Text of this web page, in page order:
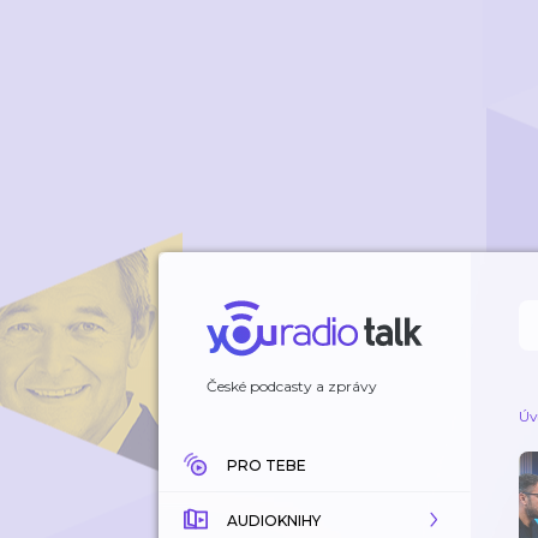
České podcasty a zprávy
PRO TEBE
AUDIOKNIHY